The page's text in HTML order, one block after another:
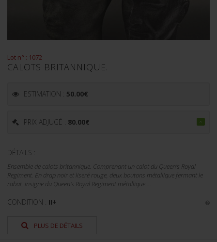
Lot n° : 1072
CALOTS BRITANNIQUE.
ESTIMATION : 50.00€
PRIX ADJUGÉ : 80.00€
DÉTAILS :
Ensemble de calots britannique. Comprenant un calot du Queen's Royal
Regiment. En drap noir et liseré rouge, deux boutons métallique fermant le
rabat, insigne du Queen's Royal Regiment métallique....
CONDITION : II+
PLUS DE DÉTAILS